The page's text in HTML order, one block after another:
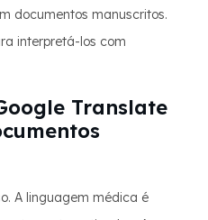
documentos manuscritos.
interpretá-los com
Translate
A linguagem médica é